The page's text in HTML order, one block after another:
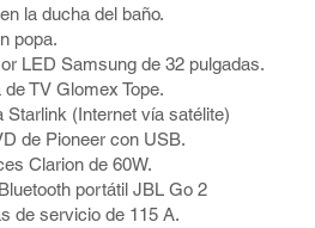
la ducha del baño.
popa.
LED Samsung de 32 pulgadas.
de TV Glomex Tope.
Starlink (Internet vía satélite)
de Pioneer con USB.
Clarion de 60W.
portátil JBL Go 2
de servicio de 115 A.